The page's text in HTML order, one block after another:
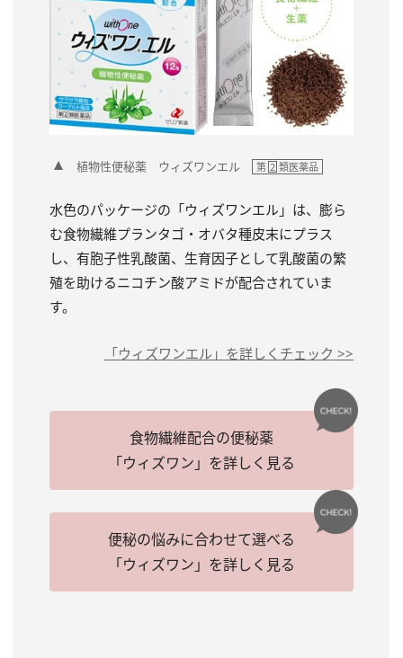
植物性便秘薬 ウィズワンエル 第 2 類医薬品
水色のパッケージの「ウィズワンエル」は、膨ら
む食物繊維プランタゴ・オバタ種皮末にプラス
し、有胞子性乳酸菌、生育因子として乳酸菌の繁
殖を助けるニコチン酸アミドが配合されていま
す。
「ウィズワンエル」を詳しくチェック >>
食物繊維配合の便秘薬
「ウィズワン」を詳しく見る
便秘の悩みに合わせて選べる
「ウィズワン」を詳しく見る